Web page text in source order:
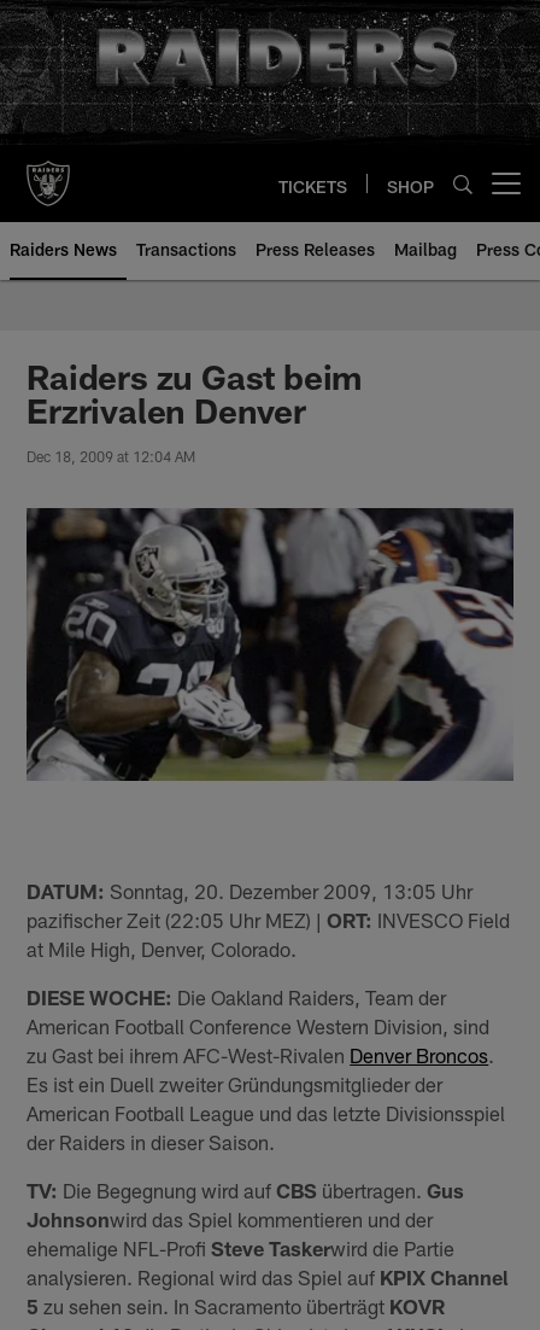
Skip
to
main
content
TICKETS SHOP
Raiders News Transactions Press Releases Mailbag Press
Raiders zu Gast beim
Erzrivalen Denver
Dec 18, 2009 at 12:04 AM
DATUM: Sonntag, 20. Dezember 2009, 13:05 Uhr
pazifischer Zeit (22:05 Uhr MEZ) |ORT: INVESCO Field
at Mile High, Denver, Colorado.
DIESE WOCHE: Die Oakland Raiders, Team der
American Football Conference Western Division, sind
zu Gast bei ihrem AFC-West-Rivalen Denver Broncos
Es ist ein Duell zweiter Gründungsmitglieder der
American Football League und das letzte Divisionsspiel
der Raiders in dieser Saison.
TV: Die Begegnung wird aufCBS übertragen.Gus
Johnsonwird das Spiel kommentieren und der
ehemalige NFL-ProfiSteve Taskerwird die Partie
analysieren. Regional wird das Spiel auf KPIX Channel
5 zu sehen sein. In Sacramento überträgt KOVR